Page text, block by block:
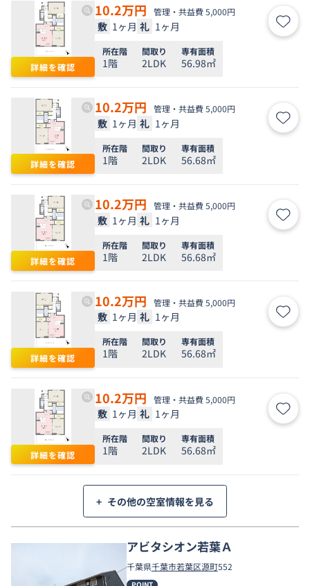
詳細を確認
10.2万円 管理・共益費 5,000円
敷 1ヶ月 礼 1ヶ月 お気
所在階
1階
間取り
2LDK
専有面積
56.98㎡
詳細を確認
10.2万円 管理・共益費 5,000円
敷 1ヶ月 礼 1ヶ月 お気
所在階
1階
間取り
2LDK
専有面積
56.68㎡
詳細を確認
10.2万円 管理・共益費 5,000円
敷 1ヶ月 礼 1ヶ月 お気
所在階
1階
間取り
2LDK
専有面積
56.68㎡
詳細を確認
10.2万円 管理・共益費 5,000円
敷 1ヶ月 礼 1ヶ月 お気
所在階
1階
間取り
2LDK
専有面積
56.68㎡
詳細を確認
10.2万円 管理・共益費 5,000円
敷 1ヶ月 礼 1ヶ月 お気
所在階
1階
間取り
2LDK
専有面積
56.68㎡
+ その他の空室情報を見る
アビタシオン若葉Ａ
千葉県千葉市若葉区源町552